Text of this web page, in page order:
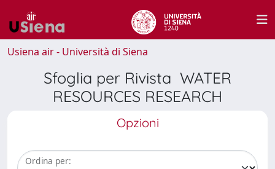
Usiena air - Università di Siena
Sfoglia per Rivista WATER
RESOURCES RESEARCH
Opzioni
Ordina per: